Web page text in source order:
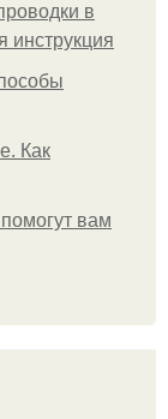
в
инструкция
Как
вам